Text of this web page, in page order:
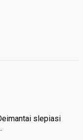
slepiasi